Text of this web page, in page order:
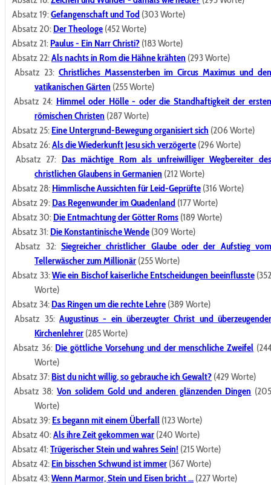
Absatz 19:Gefangenschaft und Tod (303 Worte)
Absatz 20: Der Theologe (452 Worte)
Absatz 21: Paulus - Ein Narr Christi? (183 Worte)
Absatz 22:Als nachts in Rom die Hähne krähten (293 Worte)
Absatz 23: Christliches Massensterben im Circus Maximus und
vatikanischen Gärten (255 Worte)
Absatz 24: Himmel oder Hölle - oder die Standhaftigkeit der
römischen Christen (287 Worte)
Absatz 25: Eine Untergrund-Bewegung organisiert sich (206 Worte)
Absatz 26:Als die Wiederkunft Jesu sich verzögerte (296 Worte)
Absatz 27: Das mächtige Rom als unfreiwilliger Wegbereiter
christlichen Glaubens in Germanien (212 Worte)
Absatz 28: Himmlische Aussichten für Leid-Geprüfte (316 Worte)
Absatz 29: Das Regenwunder im Quadenland (177 Worte)
Absatz 30: Die Entmachtung der Götter Roms (189 Worte)
Absatz 31: Die Konstantinische Wende (309 Worte)
Absatz 32: Siegreicher christlicher Glaube oder der Aufstieg vom
Tellerwäscher zum Millionär (255 Worte)
Absatz 33:Wie ein Bischof kaiserliche Entscheidungen beeinflusste
Worte)
Absatz 34: Das Ringen um die rechte Lehre (389 Worte)
Absatz 35: Augustinus - ein überzeugter Christ und überzeugender
Kirchenlehrer (285 Worte)
Absatz 36: Die göttliche Vorsehung und der menschliche Zweifel
Worte)
Absatz 37: Bist du nicht willig, so gebrauche ich Gewalt? (429 Worte)
Absatz 38:Von solidem Gold und anderen glänzenden Dingen
Worte)
Absatz 39: Es begann mit einem Überfall (123 Worte)
Absatz 40:Als ihre Zeit gekommen war (240 Worte)
Absatz 41:Trügerischer Stein und wahres Sein! (215 Worte)
Absatz 42: Ein bisschen Schwund ist immer (367 Worte)
Absatz 43:Wenn Marmor, Stein und Eisen bricht ... (227 Worte)